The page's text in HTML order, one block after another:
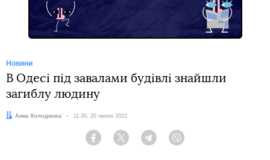
Новини
В Одесі під завалами будівлі знайшли
загиблу людину
Автор:
Анна Холоднова Дата:
11:30, 20 липня 2023
Facebook Twitter Telegram